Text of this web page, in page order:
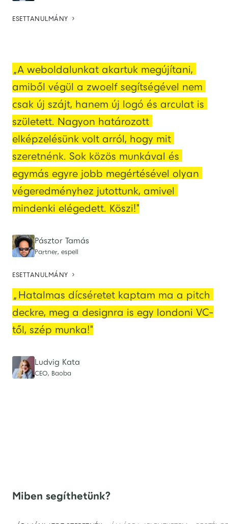
ESETTANULMÁNY 
„A weboldalunkat akartuk megújítani,
amiből végül a zwoelf segítségével nem
csak új szájt, hanem új logó és arculat is
született. Nagyon határozott
elképzelésünk volt arról, hogy mit
szeretnénk. Sok közös munkával és
egymás egyre jobb megértésével olyan
végeredményhez jutottunk, amivel
mindenki elégedett. Köszi!"
Pásztor Tamás
Partner, espell
ESETTANULMÁNY 
„Hatalmas dícséretet kaptam ma a pitch
deckre, meg a designra is egy londoni VC-
től, szép munka!"
Ludvig Kata
CEO, Baoba
Miben segíthetünk?